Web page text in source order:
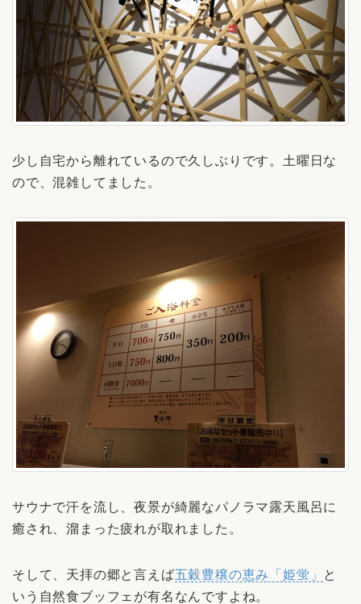
少し自宅から離れているので久しぶりです。土曜日な
ので、混雑してました。
サウナで汗を流し、夜景が綺麗なパノラマ露天風呂に
癒され、溜まった疲れが取れました。
そして、天拝の郷と言えば五穀豊穣の恵み「姫蛍」 と
いう自然食ブッフェが有名なんですよね。